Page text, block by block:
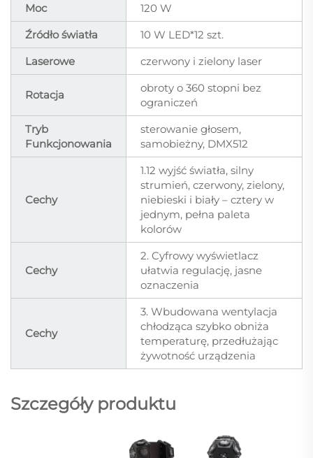
Moc
120 W
Źródło światła
10 W LED*12 szt.
Laserowe
czerwony i zielony laser
Rotacja
obroty o 360 stopni bez
ograniczeń
Tryb
Funkcjonowania
sterowanie głosem,
samobieżny, DMX512
Cechy
1.12 wyjść światła, silny
strumień, czerwony, zielony,
niebieski i biały – cztery w
jednym, pełna paleta
kolorów
Cechy
2. Cyfrowy wyświetlacz
ułatwia regulację, jasne
oznaczenia
Cechy
3. Wbudowana wentylacja
chłodząca szybko obniża
temperaturę, przedłużając
żywotność urządzenia
Szczegóły produktu